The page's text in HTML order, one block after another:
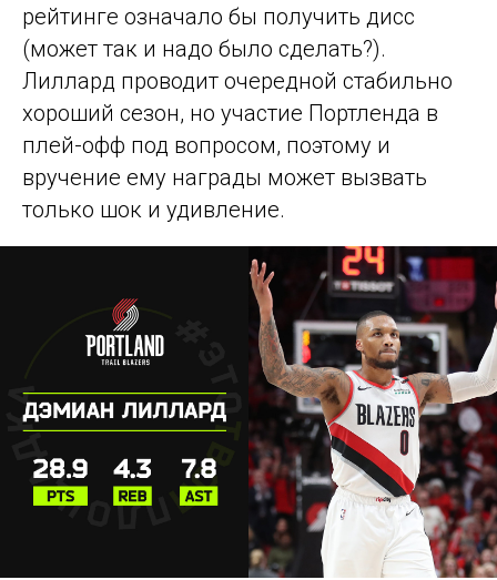
рейтинге означало бы получить дисс
(может так и надо было сделать?).
Лиллард проводит очередной стабильно
хороший сезон, но участие Портленда в
плей-офф под вопросом, поэтому и
вручение ему награды может вызвать
только шок и удивление.